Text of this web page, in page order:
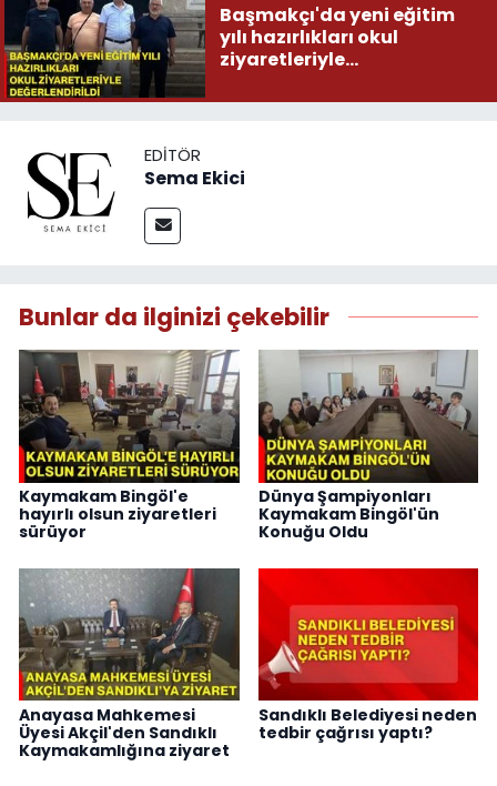
Başmakçı'da yeni eğitim
yılı hazırlıkları okul
ziyaretleriyle
EDITÖR
Sema Ekici
Bunlar da ilginizi çekebilir
Kaymakam Bingöl'e
hayırlı olsun ziyaretleri
sürüyor
Dünya Şampiyonları
Kaymakam Bingöl'ün
Konuğu Oldu
Anayasa Mahkemesi
Üyesi Akçil'den Sandıklı
Kaymakamlığına ziyaret
Sandıklı Belediyesi neden
tedbir çağrısı yaptı?